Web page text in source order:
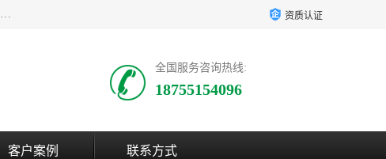
安徽奇道智能门业有限公司是隔音门厂家主营合肥快速门、电动提升门等产品；是一家集生产、销售、安装和维护于一体的门类产品供应商，公司拥有二十多名技术人员。产品种类丰富，各项性能均符合设计要求，可广泛应用于各行各业。的服务团队，24小时服务。 资质认证
全国服务咨询热线:
18755154096
客户案例 联系方式